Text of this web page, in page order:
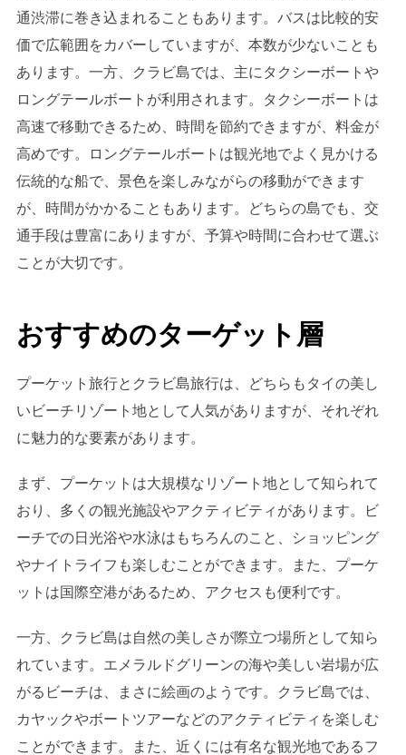
通渋滞に巻き込まれることもあります。バスは比較的安
価で広範囲をカバーしていますが、本数が少ないことも
あります。一方、クラビ島では、主にタクシーボートや
ロングテールボートが利用されます。タクシーボートは
高速で移動できるため、時間を節約できますが、料金が
高めです。ロングテールボートは観光地でよく見かける
伝統的な船で、景色を楽しみながらの移動ができます
が、時間がかかることもあります。どちらの島でも、交
通手段は豊富にありますが、予算や時間に合わせて選ぶ
ことが大切です。
おすすめのターゲット層
プーケット旅行とクラビ島旅行は、どちらもタイの美し
いビーチリゾート地として人気がありますが、それぞれ
に魅力的な要素があります。
まず、プーケットは大規模なリゾート地として知られて
おり、多くの観光施設やアクティビティがあります。ビ
ーチでの日光浴や水泳はもちろんのこと、ショッピング
やナイトライフも楽しむことができます。また、プーケ
ットは国際空港があるため、アクセスも便利です。
一方、クラビ島は自然の美しさが際立つ場所として知ら
れています。エメラルドグリーンの海や美しい岩場が広
がるビーチは、まさに絵画のようです。クラビ島では、
カヤックやボートツアーなどのアクティビティを楽しむ
ことができます。また、近くには有名な観光地であるフ